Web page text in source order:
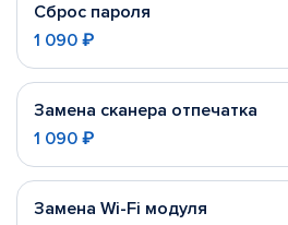
Сброс пароля
1 090 ₽
Замена сканера отпечатка
1 090 ₽
Замена Wi-Fi модуля